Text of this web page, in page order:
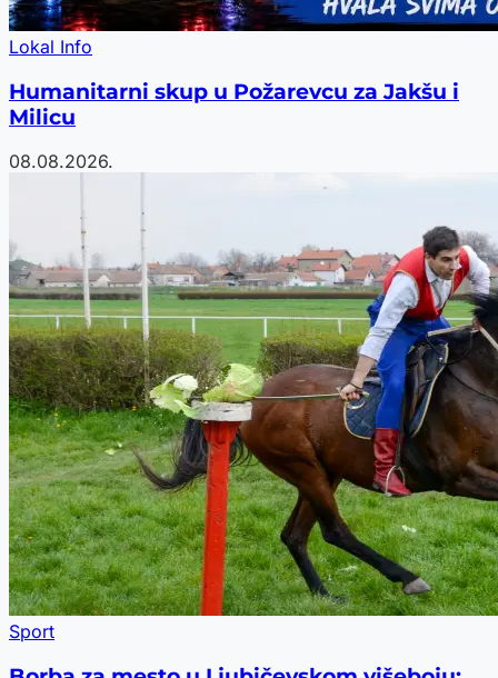
Lokal Info
Humanitarni skup u Požarevcu za Jakšu i
Milicu
08.08.2026.
Sport